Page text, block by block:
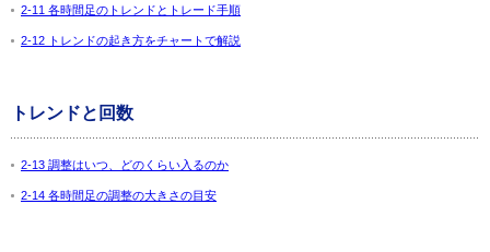
2-11 各時間足のトレンドとトレード手順
2-12 トレンドの起き方をチャートで解説
トレンドと回数
2-13 調整はいつ、どのくらい入るのか
2-14 各時間足の調整の大きさの目安